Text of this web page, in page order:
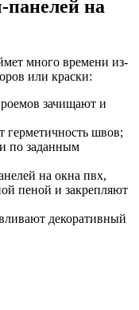
на
много времени из-
или краски:
зачищают и
герметичность швов;
по заданным
на окна пвх,
пеной и закрепляют
декоративный